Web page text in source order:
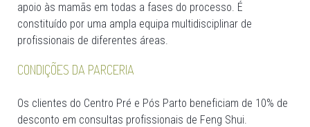
apoio às mamãs em todas a fases do processo. É
constituído por uma ampla equipa multidisciplinar de
profissionais de diferentes áreas.
CONDIÇÕES DA PARCERIA
Os clientes do Centro Pré e Pós Parto beneficiam de 10% de
desconto em consultas profissionais de Feng Shui.